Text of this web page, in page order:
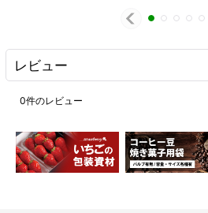
レビュー
0件のレビュー